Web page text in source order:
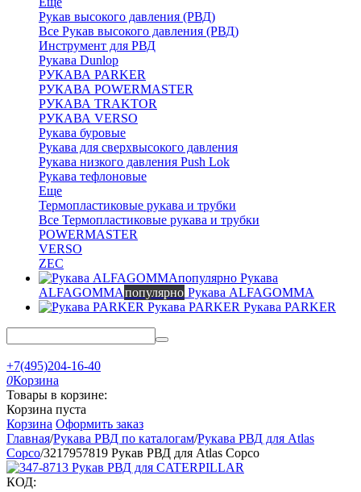
Рукав высокого давления (РВД)
Все Рукав высокого давления (РВД)
Инструмент для РВД
Рукава Dunlop
РУКАВА PARKER
РУКАВА POWERMASTER
РУКАВА TRAKTOR
РУКАВА VERSO
Рукава буровые
Рукава для сверхвысокого давления
Рукава низкого давления Push Lok
Рукава тефлоновые
Еще
Термопластиковые рукава и трубки
Все Термопластиковые рукава и трубки
POWERMASTER
VERSO
ZEC
Рукава
ALFAGOMMAпопулярно Рукава ALFAGOMMA
Рукава PARKER Рукава PARKER
+7(495)204-16-40
0Корзина
Товары в корзине:
Корзина пуста
Корзина Оформить заказ
Главная/Рукава РВД по каталогам/Рукава РВД для Atlas
Copco/3217957819 Рукав РВД для Atlas Copco
КОД: